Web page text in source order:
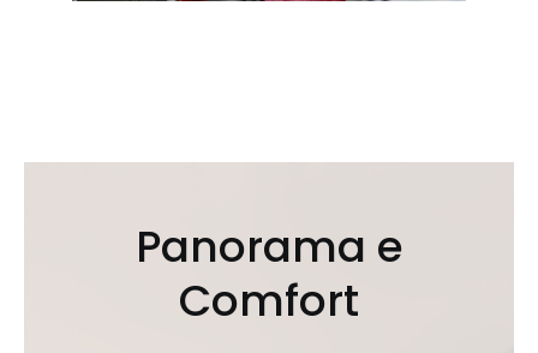
Panorama e
Comfort